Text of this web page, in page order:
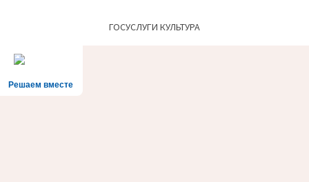
ГОСУСЛУГИ КУЛЬТУРА
Решаем вместе